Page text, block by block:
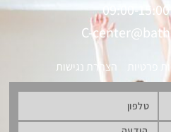
C-
פרטיות הצהרת נגישות